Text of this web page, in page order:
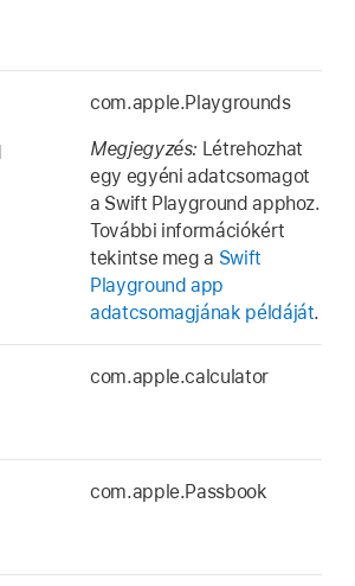
com.apple.Playgrounds
Megjegyzés: Létrehozhat
egy egyéni adatcsomagot
a Swift Playground apphoz.
További információkért
tekintse meg a Swift
Playground app
adatcsomagjának példáját.
com.apple.calculator
com.apple.Passbook